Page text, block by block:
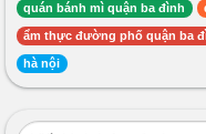
quán bánh mì quận ba đình
ẩm thực đường phố quận ba
hà nội